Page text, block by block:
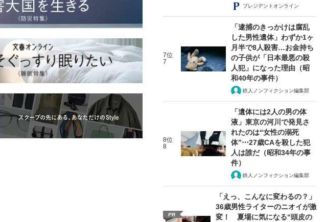
プレジデントオンライン
7位
7
「逮捕のきっかけは腐乱
した男性遺体」わずか1ヶ
月半で8人殺害…お金持ち
の子供が「日本最悪の殺
人犯」になった理由（昭
和40年の事件）
鉄人ノンフィクション編集部
8位
8
「遺体には2人の男の体
液」東京の河川で発見さ
れたのは“女性の溺死
体”⋯27歳CAを殺した犯
人は誰だ（昭和34年の事
件）
鉄人ノンフィクション編集部
PR
「えっ、こんなに変わるの？」
36歳男性ライターのニオイが激
変！ 夏場に気になる“頭皮の